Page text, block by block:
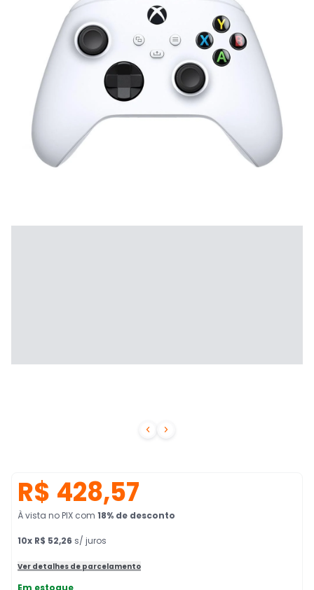
 
R$ 428,57
À vista no PIX com 18% de desconto
10x R$ 52,26 s/ juros
Ver detalhes de parcelamento
Em estoque